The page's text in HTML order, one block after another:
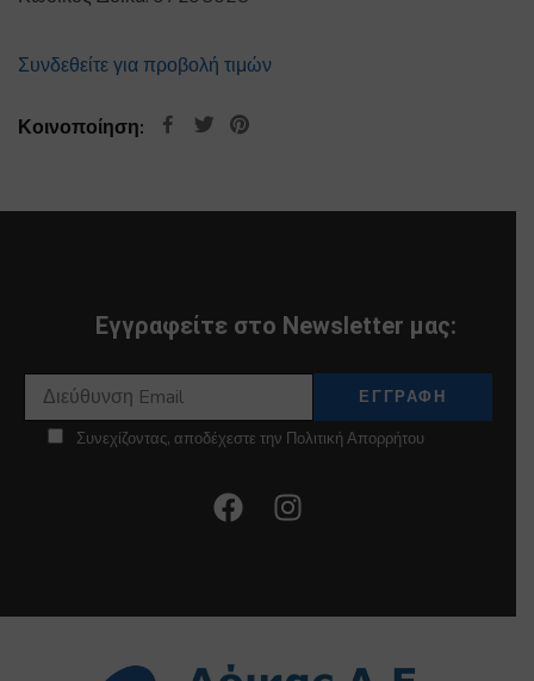
Συνδεθείτε για προβολή τιμών
Κοινοποίηση:
Εγγραφείτε στο Newsletter μας:
Συνεχίζοντας, αποδέχεστε την Πολιτική Απορρήτου